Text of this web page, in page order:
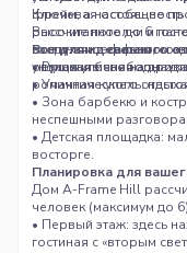
фрейм, а настоящее
рассчитанное до 6
гостиная с эффектом
уютная уличная зона
Ключевая особенность
Высокие потолки и
воздухом и светом,
ощущение свободы и
романтического
Все для идеального
• Русская баня на
• Уличная купель:
• Зона барбекю и
неспешными
• Детская площадка:
восторге.
Планировка для
Дом A-Frame Hill
человек (максимум до
• Первый этаж: здесь
гостиная с «вторым